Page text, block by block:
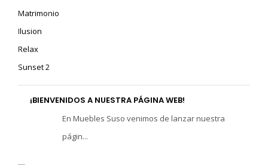
¡BIENVENIDOS A NUESTRA PÁGINA WEB!
En Muebles Suso venimos de lanzar nuestra
págin...